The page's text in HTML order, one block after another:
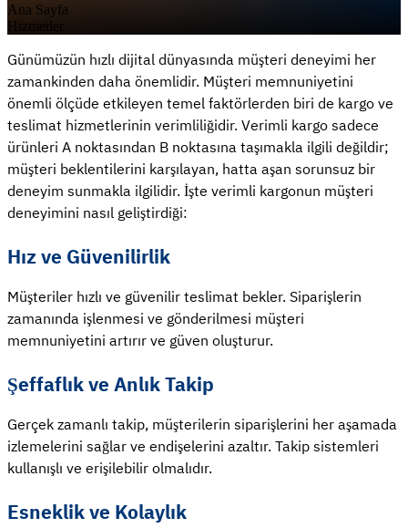
Ana Sayfa
Hizmetler
Günümüzün hızlı dijital dünyasında müşteri deneyimi her
zamankinden daha önemlidir. Müşteri memnuniyetini
önemli ölçüde etkileyen temel faktörlerden biri de kargo ve
teslimat hizmetlerinin verimliliğidir. Verimli kargo sadece
ürünleri A noktasından B noktasına taşımakla ilgili değildir;
müşteri beklentilerini karşılayan, hatta aşan sorunsuz bir
deneyim sunmakla ilgilidir. İşte verimli kargonun müşteri
deneyimini nasıl geliştirdiği:
Hız ve Güvenilirlik
Müşteriler hızlı ve güvenilir teslimat bekler. Siparişlerin
zamanında işlenmesi ve gönderilmesi müşteri
memnuniyetini artırır ve güven oluşturur.
Şeffaflık ve Anlık Takip
Gerçek zamanlı takip, müşterilerin siparişlerini her aşamada
izlemelerini sağlar ve endişelerini azaltır. Takip sistemleri
kullanışlı ve erişilebilir olmalıdır.
Esneklik ve Kolaylık